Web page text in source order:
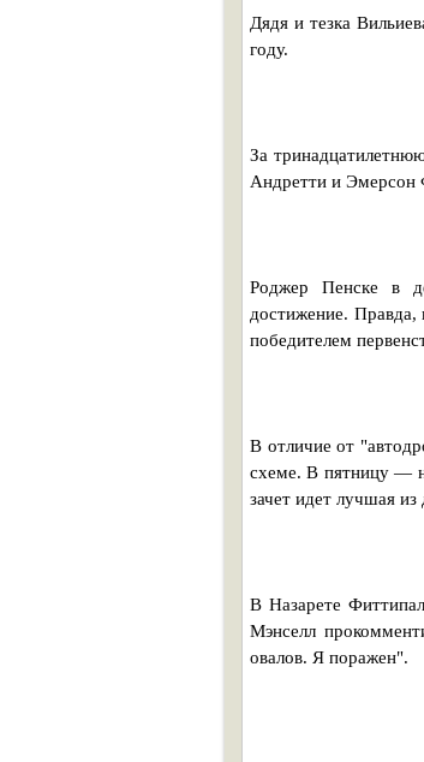
Дядя и тезка
году.
За
Андретти и Эмерсон
Роджер Пенске в
достижение. Правда,
победителем
В отличие от
схеме. В пятницу —
зачет идет лучшая
В Назарете
Мэнселл
овалов. Я поражен".